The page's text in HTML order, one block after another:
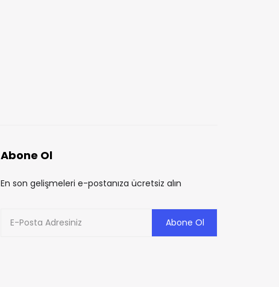
Abone Ol
En son gelişmeleri e-postanıza ücretsiz alın